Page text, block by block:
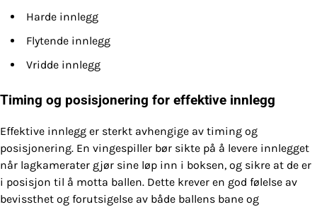
Harde innlegg
Flytende innlegg
Vridde innlegg
Timing og posisjonering for effektive innlegg
Effektive innlegg er sterkt avhengige av timing og
posisjonering. En vingespiller bør sikte på å levere innlegget
når lagkamerater gjør sine løp inn i boksen, og sikre at de er
i posisjon til å motta ballen. Dette krever en god følelse av
bevissthet og forutsigelse av både ballens bane og